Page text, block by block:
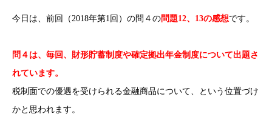
今日は、前回（2018年第1回）の問４の問題12、13の感想です。
問４は、毎回、財形貯蓄制度や確定拠出年金制度について出題さ
れています。
税制面での優遇を受けられる金融商品について、という位置づけ
かと思われます。